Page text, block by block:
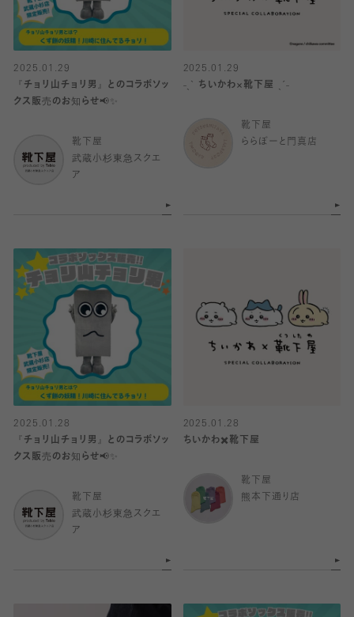
2025.01.29
『チョリ山チョリ男』とのコラボソッ
クス販売のお知らせ📢✨
靴下屋
武蔵小杉東急スクエ
ア
2025.01.29
˗ˏˋ ちいかわ×靴下屋 ˎˊ˗
靴下屋
ららぽーと門真店
2025.01.28
『チョリ山チョリ男』とのコラボソッ
クス販売のお知らせ📢✨
靴下屋
武蔵小杉東急スクエ
ア
2025.01.28
ちいかわ✖️靴下屋
靴下屋
熊本下通り店